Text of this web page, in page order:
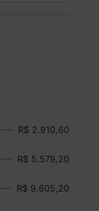
R$ 2.910,60
R$ 5.579,20
R$ 9.605,20